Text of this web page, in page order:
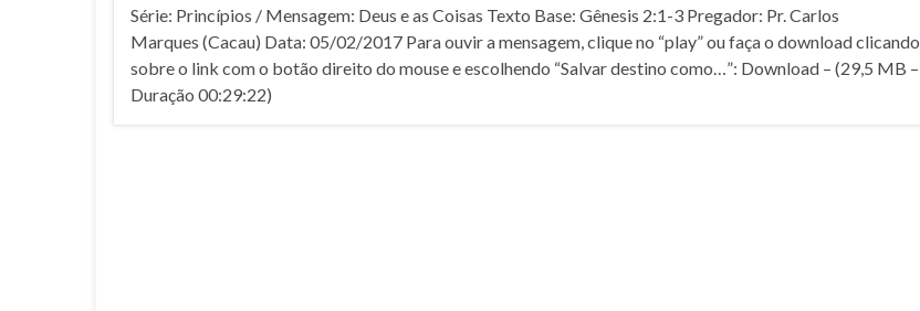
Série: Princí­pios / Mensagem: Deus e as Coisas Texto Base: Gênesis 2:1-3 Pregador: Pr. Carlos
Marques (Cacau) Data: 05/02/2017 Para ouvir a mensagem, clique no “play” ou faça o download clicando
sobre o link com o botão direito do mouse e escolhendo “Salvar destino como…”: Download – (29,5 MB –
Duração 00:29:22)